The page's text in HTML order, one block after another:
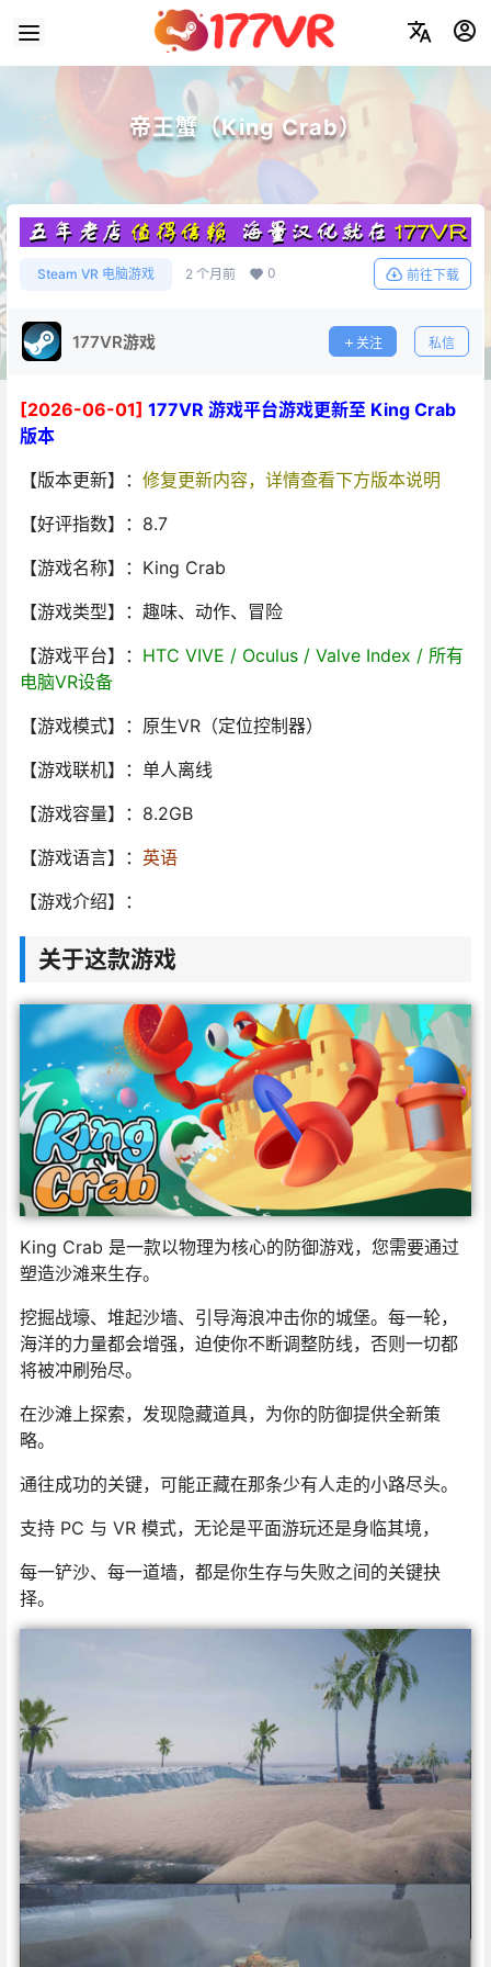
帝王蟹（King Crab）
Steam VR 电脑游戏 2 个月前 0 前往下载
177VR游戏 关注 私信
[2026-06-01] 177VR 游戏平台游戏更新至 King Crab
版本
【版本更新】： 修复更新内容，详情查看下方版本说明
【好评指数】：8.7
【游戏名称】：King Crab
【游戏类型】： 趣味、动作、冒险
【游戏平台】： HTC VIVE / Oculus / Valve Index / 所有
电脑VR设备
【游戏模式】：原生VR（定位控制器）
【游戏联机】：单人离线
【游戏容量】：8.2GB
【游戏语言】： 英语
【游戏介绍】：
关于这款游戏
King Crab 是一款以物理为核心的防御游戏，您需要通过
塑造沙滩来生存。
挖掘战壕、堆起沙墙、引导海浪冲击你的城堡。每一轮，
海洋的力量都会增强，迫使你不断调整防线，否则一切都
将被冲刷殆尽。
在沙滩上探索，发现隐藏道具，为你的防御提供全新策
略。
通往成功的关键，可能正藏在那条少有人走的小路尽头。
支持 PC 与 VR 模式，无论是平面游玩还是身临其境，
每一铲沙、每一道墙，都是你生存与失败之间的关键抉
择。